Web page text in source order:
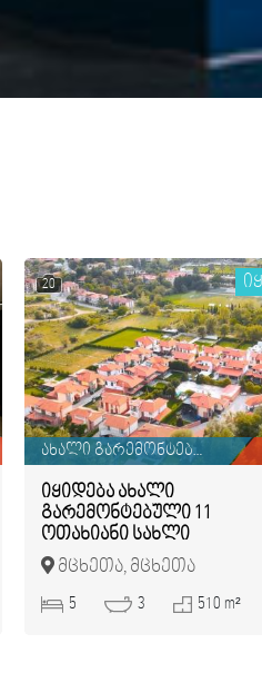
20
ახალი გარემონტებული
იყიდება ახალი
გარემონტებული 11
ოთახიანი სახლი
მცხეთა, მცხეთა
5 3 510 m²